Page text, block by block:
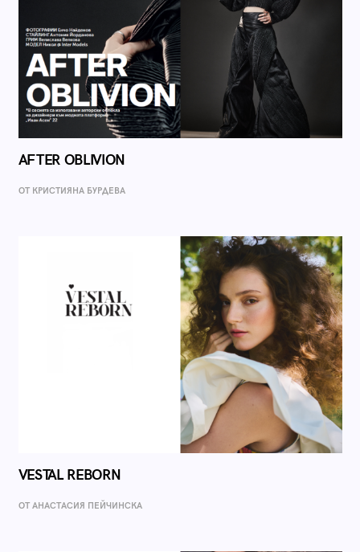
AFTER OBLIVION
ОТ КРИСТИЯНА БУРДЕВА
VESTAL REBORN
ОТ AНАСТАСИЯ ПЕЙЧИНСКА